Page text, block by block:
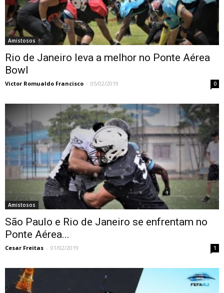
Amistosos
Rio de Janeiro leva a melhor no Ponte Aérea
Bowl
Victor Romualdo Francisco - 05/02/2019 0
Amistosos
São Paulo e Rio de Janeiro se enfrentam no
Ponte Aérea...
Cesar Freitas - 01/02/2019 1